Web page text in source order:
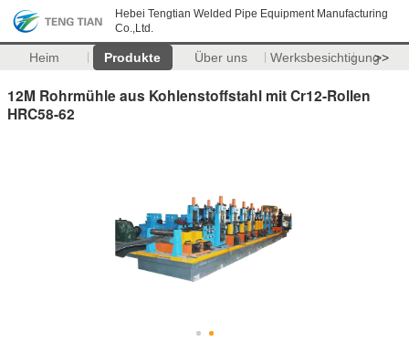
Hebei Tengtian Welded Pipe Equipment Manufacturing
Co.,Ltd.
Heim Produkte Über uns Werksbesichtigung>>
12M Rohrmühle aus Kohlenstoffstahl mit Cr12-Rollen
HRC58-62